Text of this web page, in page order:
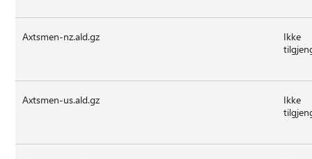
Axtsmen-nz.ald.gz
Ikke
Axtsmen-us.ald.gz
Ikke